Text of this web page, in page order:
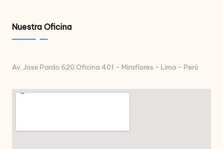
Nuestra Oficina
Av. Jose Pardo 620 Oficina 401 - Miraflores - Lima - Perú